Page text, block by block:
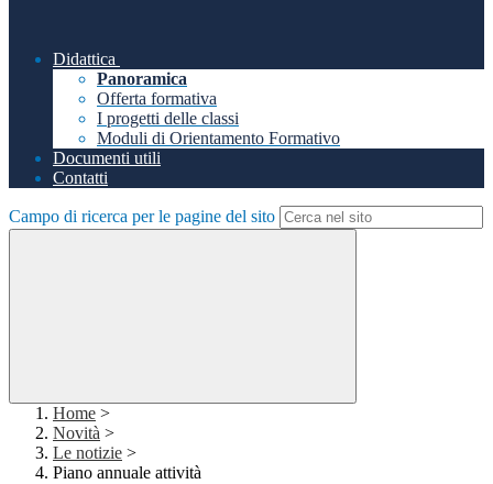
Didattica
Panoramica
Offerta formativa
I progetti delle classi
Moduli di Orientamento Formativo
Documenti utili
Contatti
Campo di ricerca per le pagine del sito
Home >
Novità >
Le notizie >
Piano annuale attività